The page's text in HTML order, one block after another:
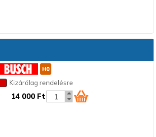
Kizárólag rendelésre
14 000 Ft